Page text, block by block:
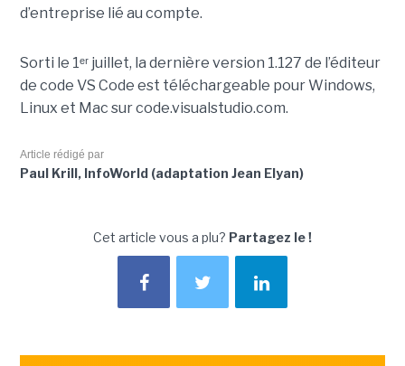
d’entreprise lié au compte.
Sorti le 1ᵉʳ juillet, la dernière version 1.127 de l’éditeur
de code VS Code est téléchargeable pour Windows,
Linux et Mac sur code.visualstudio.com.
Article rédigé par
Paul Krill, InfoWorld (adaptation Jean Elyan)
Cet article vous a plu? Partagez le !